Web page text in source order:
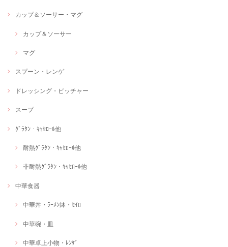
カップ＆ソーサー・マグ
カップ＆ソーサー
マグ
スプーン・レンゲ
ドレッシング・ピッチャー
スープ
ｸﾞﾗﾀﾝ・ｷｬｾﾛｰﾙ他
耐熱ｸﾞﾗﾀﾝ・ｷｬｾﾛｰﾙ他
非耐熱ｸﾞﾗﾀﾝ・ｷｬｾﾛｰﾙ他
中華食器
中華丼・ﾗｰﾒﾝ鉢・ｾｲﾛ
中華碗・皿
中華卓上小物・ﾚﾝｹﾞ